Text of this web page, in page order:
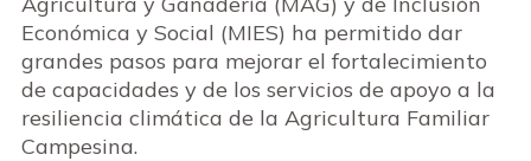
Económica y Social (MIES) ha permitido dar
grandes pasos para mejorar el fortalecimiento
de capacidades y de los servicios de apoyo a la
resiliencia climática de la Agricultura Familiar
Campesina.